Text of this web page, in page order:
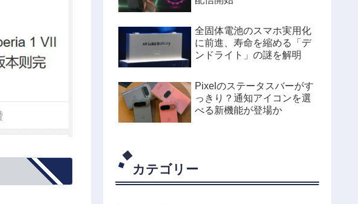
全固体電池のスマホ実用化
に前進、寿命を縮める「デ
ンドライト」の謎を解明
Pixelのステータスバーがす
っきり？通知アイコンを選
べる新機能が登場か
カテゴリー